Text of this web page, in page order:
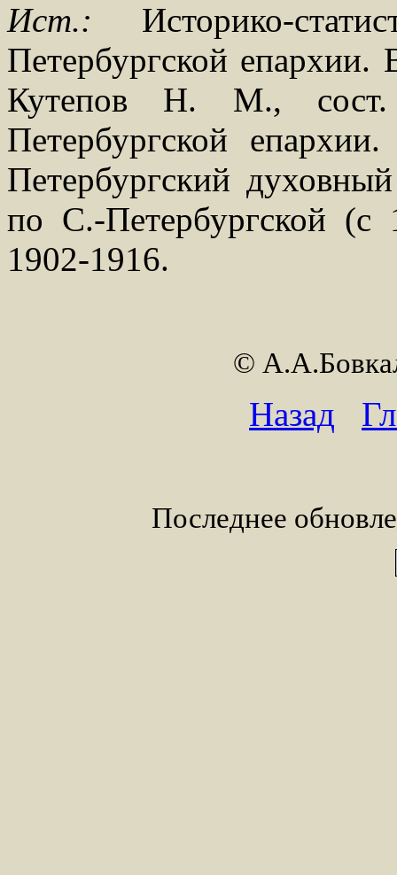
Ист.: Историко-
Петербургской
Кутепов Н. М.,
Петербургской
Петербургский
по С.-Петербургской (с
1902-1916.
©
Назад
Последнее